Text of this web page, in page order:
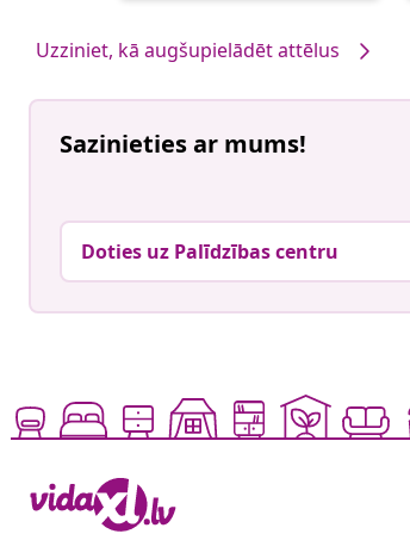
Uzziniet, kā augšupielādēt attēlus
Sazinieties ar mums!
Doties uz Palīdzības centru